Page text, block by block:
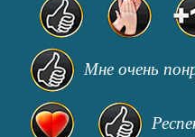
Мне очень